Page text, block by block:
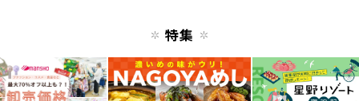
特集